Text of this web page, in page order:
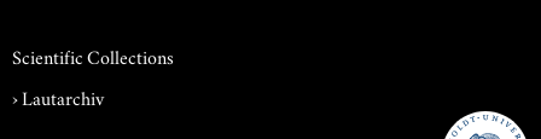
Scientific Collections
›Lautarchiv